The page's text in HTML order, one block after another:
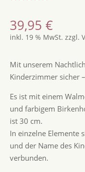
von 5,
basierend
auf
39,95 €
inkl. 19 % MwSt. zzgl.
Mit unserem
Kinderzimmer sicher
Es ist mit einem
und farbigem
ist 30 cm.
In einzelne Elemente
und der Name des
verbunden.